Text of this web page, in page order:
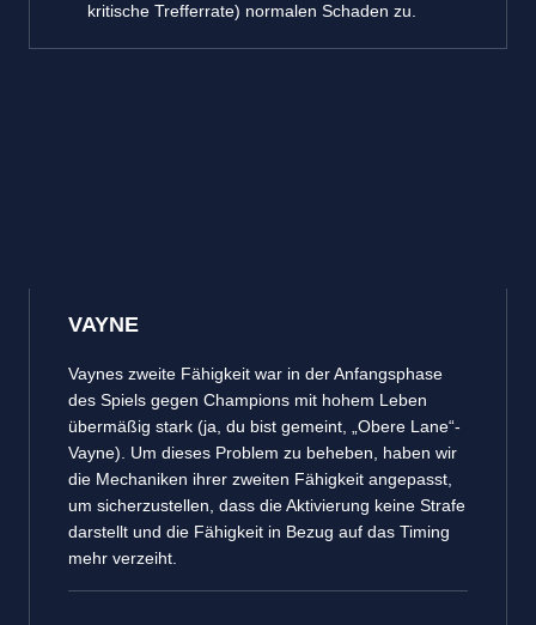
kritische Trefferrate) normalen Schaden zu.
VAYNE
Vaynes zweite Fähigkeit war in der Anfangsphase
des Spiels gegen Champions mit hohem Leben
übermäßig stark (ja, du bist gemeint, „Obere Lane“-
Vayne). Um dieses Problem zu beheben, haben wir
die Mechaniken ihrer zweiten Fähigkeit angepasst,
um sicherzustellen, dass die Aktivierung keine Strafe
darstellt und die Fähigkeit in Bezug auf das Timing
mehr verzeiht.